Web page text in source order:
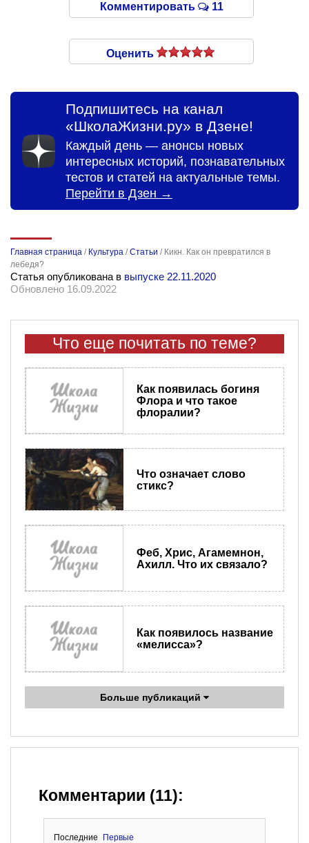
Комментировать 11
Оценить
Подпишитесь на канал
«ШколаЖизни.ру» в Дзене!
Каждый день — анонсы новых
интересных историй, познавательных
тестов и статей на актуальные темы.
Перейти в Дзен →
Главная страница / Культура /Статьи / Кикн. Как он превратился в
лебедя?
Статья опубликована в выпуске 22.11.2020
Обновлено 16.09.2022
Что еще почитать по теме?
Как появилась богиня
Флора и что такое
флоралии?
Что означает слово
стикс?
Феб, Хрис, Агамемнон,
Ахилл. Что их связало?
Как появилось название
«мелисса»?
Больше публикаций
Комментарии (11):
Последние
Первые